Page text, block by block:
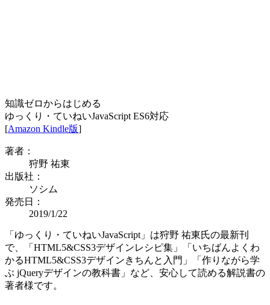
知識ゼロからはじめる
ゆっくり・ていねいJavaScript ES6対応
[Amazon Kindle版]
著者：
狩野 祐東
出版社：
ソシム
発売日：
2019/1/22
「ゆっくり・ていねいJavaScript」は狩野 祐東氏の最新刊
で、「HTML5&CSS3デザインレシピ集」「いちばんよくわ
かるHTML5&CSS3デザインきちんと入門」「作りながら学
ぶ jQueryデザインの教科書」など、安心して読める解説書の
著者様です。